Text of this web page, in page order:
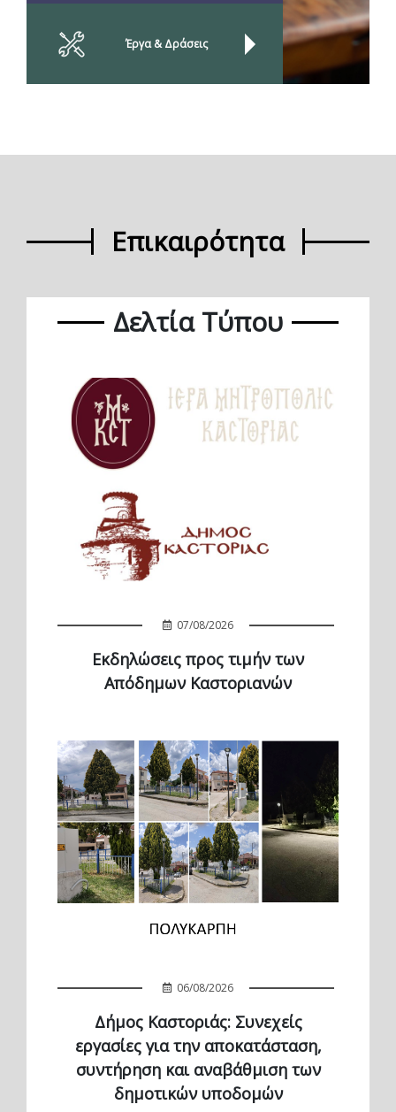
Έργα & Δράσεις
Επικαιρότητα
Δελτία Τύπου
07/08/2026
Εκδηλώσεις προς τιμήν των
Απόδημων Καστοριανών
06/08/2026
Δήμος Καστοριάς: Συνεχείς
εργασίες για την αποκατάσταση,
συντήρηση και αναβάθμιση των
δημοτικών υποδομών